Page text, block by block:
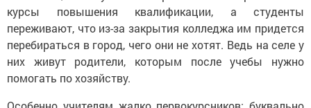
курсы повышения квалификации, а студенты
переживают, что из-за закрытия колледжа им придется
перебираться в город, чего они не хотят. Ведь на селе у
них живут родители, которым после учебы нужно
помогать по хозяйству.